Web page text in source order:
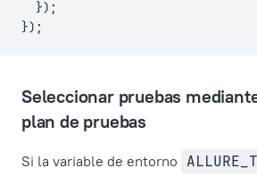
  });
});
Seleccionar pruebas
plan de pruebas
Si la variable de entorno